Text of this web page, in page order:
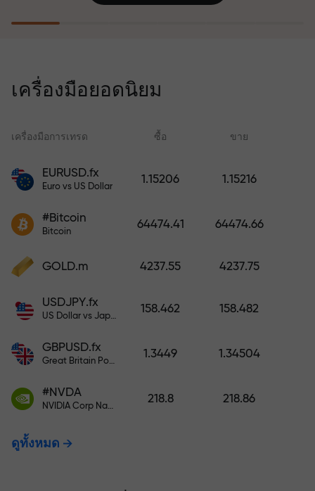
การขาดทุนและรับประกันกำไรเพิ่ม
ปกป้อง!
ผิด ยิ่งฝากมาก ตัวคูณยิ่งสูง
เครื่องมือยอดนิยม
เครื่องมือการเทรด ซื้อ ขาย
EURUSD.fx
Euro vs US Dollar
1.15206 1.15216
#Bitcoin
Bitcoin
64474.41 64474.66
GOLD.m 4237.55 4237.75
USDJPY.fx
US Dollar vs Japanese Yen
158.462 158.482
GBPUSD.fx
Great Britain Pound vs US Dollar
1.3449 1.34504
#NVDA
NVIDIA Corp Nasdaq Stock Exchange (Nasdaq) USD
218.8 218.86
ดูทั้งหมด